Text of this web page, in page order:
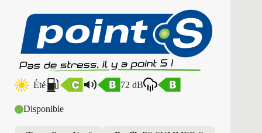
Été 72 dB
Disponible